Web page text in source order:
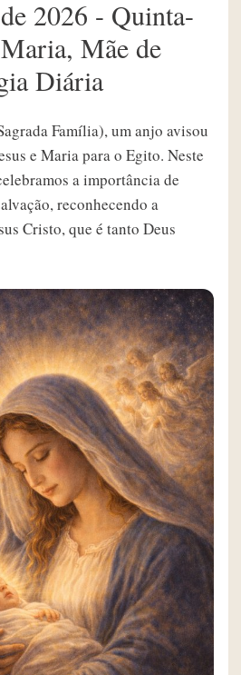
2026 - Quinta-
Mãe de
Diária
Família), um anjo avisou
e Maria para o Egito. Neste
a importância de
reconhecendo a
Cristo, que é tanto Deus